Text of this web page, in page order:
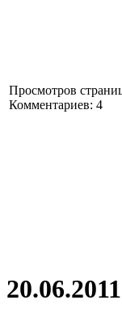
Просмотров
Комментариев: 4